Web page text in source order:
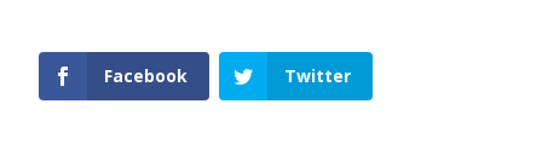
Facebook Twitter